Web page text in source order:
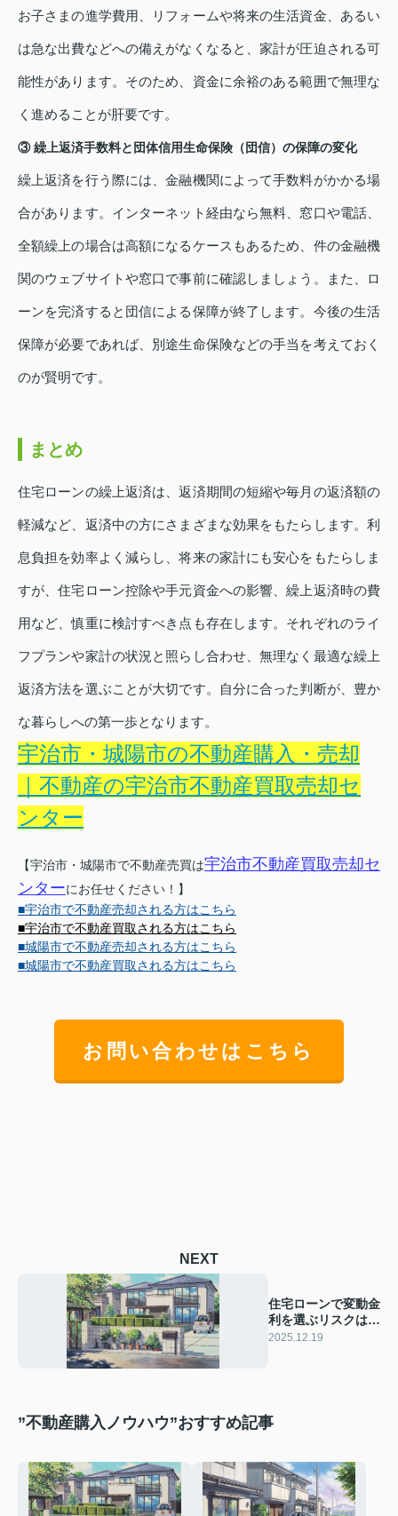
お子さまの進学費用、リフォームや将来の生活資金、あるい
は急な出費などへの備えがなくなると、家計が圧迫される可
能性があります。そのため、資金に余裕のある範囲で無理な
く進めることが肝要です。
③ 繰上返済手数料と団体信用生命保険（団信）の保障の変化
繰上返済を行う際には、金融機関によって手数料がかかる場
合があります。インターネット経由なら無料、窓口や電話、
全額繰上の場合は高額になるケースもあるため、件の金融機
関のウェブサイトや窓口で事前に確認しましょう。また、ロ
ーンを完済すると団信による保障が終了します。今後の生活
保障が必要であれば、別途生命保険などの手当を考えておく
のが賢明です。
まとめ
住宅ローンの繰上返済は、返済期間の短縮や毎月の返済額の
軽減など、返済中の方にさまざまな効果をもたらします。利
息負担を効率よく減らし、将来の家計にも安心をもたらしま
すが、住宅ローン控除や手元資金への影響、繰上返済時の費
用など、慎重に検討すべき点も存在します。それぞれのライ
フプランや家計の状況と照らし合わせ、無理なく最適な繰上
返済方法を選ぶことが大切です。自分に合った判断が、豊か
な暮らしへの第一歩となります。
宇治市・城陽市の不動産購入・売却
｜不動産の宇治市不動産買取売却セ
ンター
【宇治市・城陽市で不動産売買は宇治市不動産買取売却セ
ンターにお任せください！】
■宇治市で不動産売却される方はこちら
■宇治市で不動産買取される方はこちら
■城陽市で不動産売却される方はこちら
■城陽市で不動産買取される方はこちら
お問い合わせはこちら
NEXT
住宅ローンで変動金
利を選ぶリスクは？
失敗しないための注
2025.12.19
”不動産購入ノウハウ”おすすめ記事